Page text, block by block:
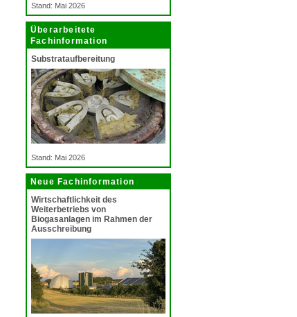
Stand: Mai 2026
Überarbeitete
Fachinformation
Substrataufbereitung
Stand: Mai 2026
Neue Fachinformation
Wirtschaftlichkeit des
Weiterbetriebs von
Biogasanlagen im Rahmen der
Ausschreibung